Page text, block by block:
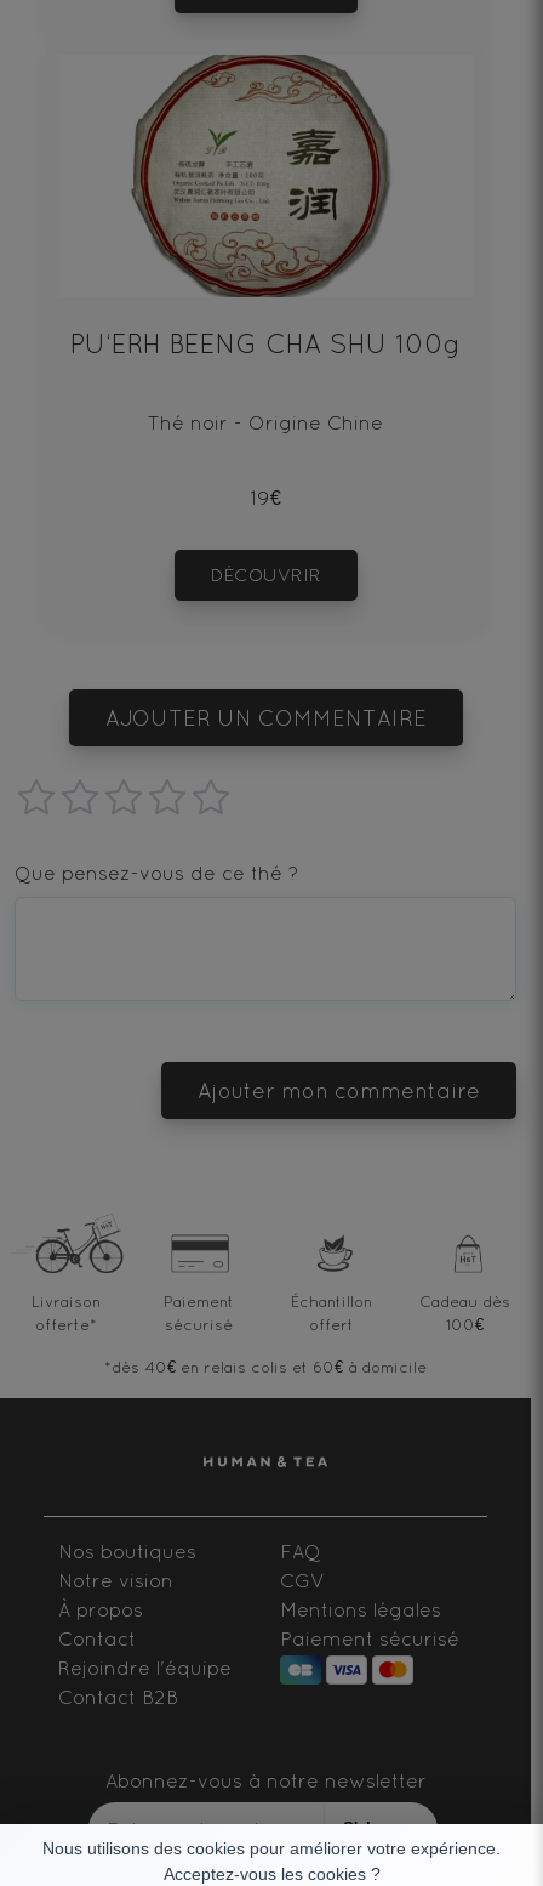
PU‘ERH BEENG CHA SHU 100g
Thé noir - Origine Chine
19€
DÉCOUVRIR
AJOUTER UN COMMENTAIRE
star
—
—
stars
Que pensez-vous de ce thé ?
Ajouter mon commentaire
Nous utilisons des cookies pour améliorer votre expérience.
Acceptez-vous les cookies ?
Livraison
offerte*
Paiement
sécurisé
Échantillon
offert
Cadeau dès
100€
*dès 40€ en relais colis et 60€ à domicile
Nos boutiques
Notre vision
À propos
Contact
Rejoindre l'équipe
Contact B2B
FAQ
CGV
Mentions légales
Paiement sécurisé
Abonnez-vous à notre newsletter
S'abonner